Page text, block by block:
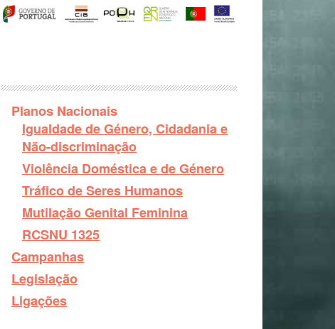
Planos Nacionais
Igualdade de Género, Cidadania e
Não-discriminação
Violência Doméstica e de Género
Tráfico de Seres Humanos
Mutilação Genital Feminina
RCSNU 1325
Campanhas
Legislação
Ligações